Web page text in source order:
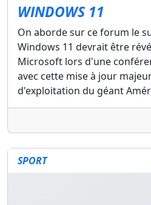
WINDOWS 11
On aborde sur ce forum le
Windows 11 devrait être
Microsoft lors d'une
avec cette mise à jour
d'exploitation du géant
SPORT